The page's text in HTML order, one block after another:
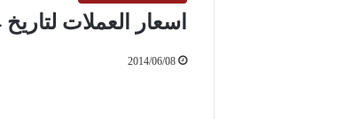
اسعار العملات لتاريخ 2014 / 6 / 8 الاحد
2014/06/08